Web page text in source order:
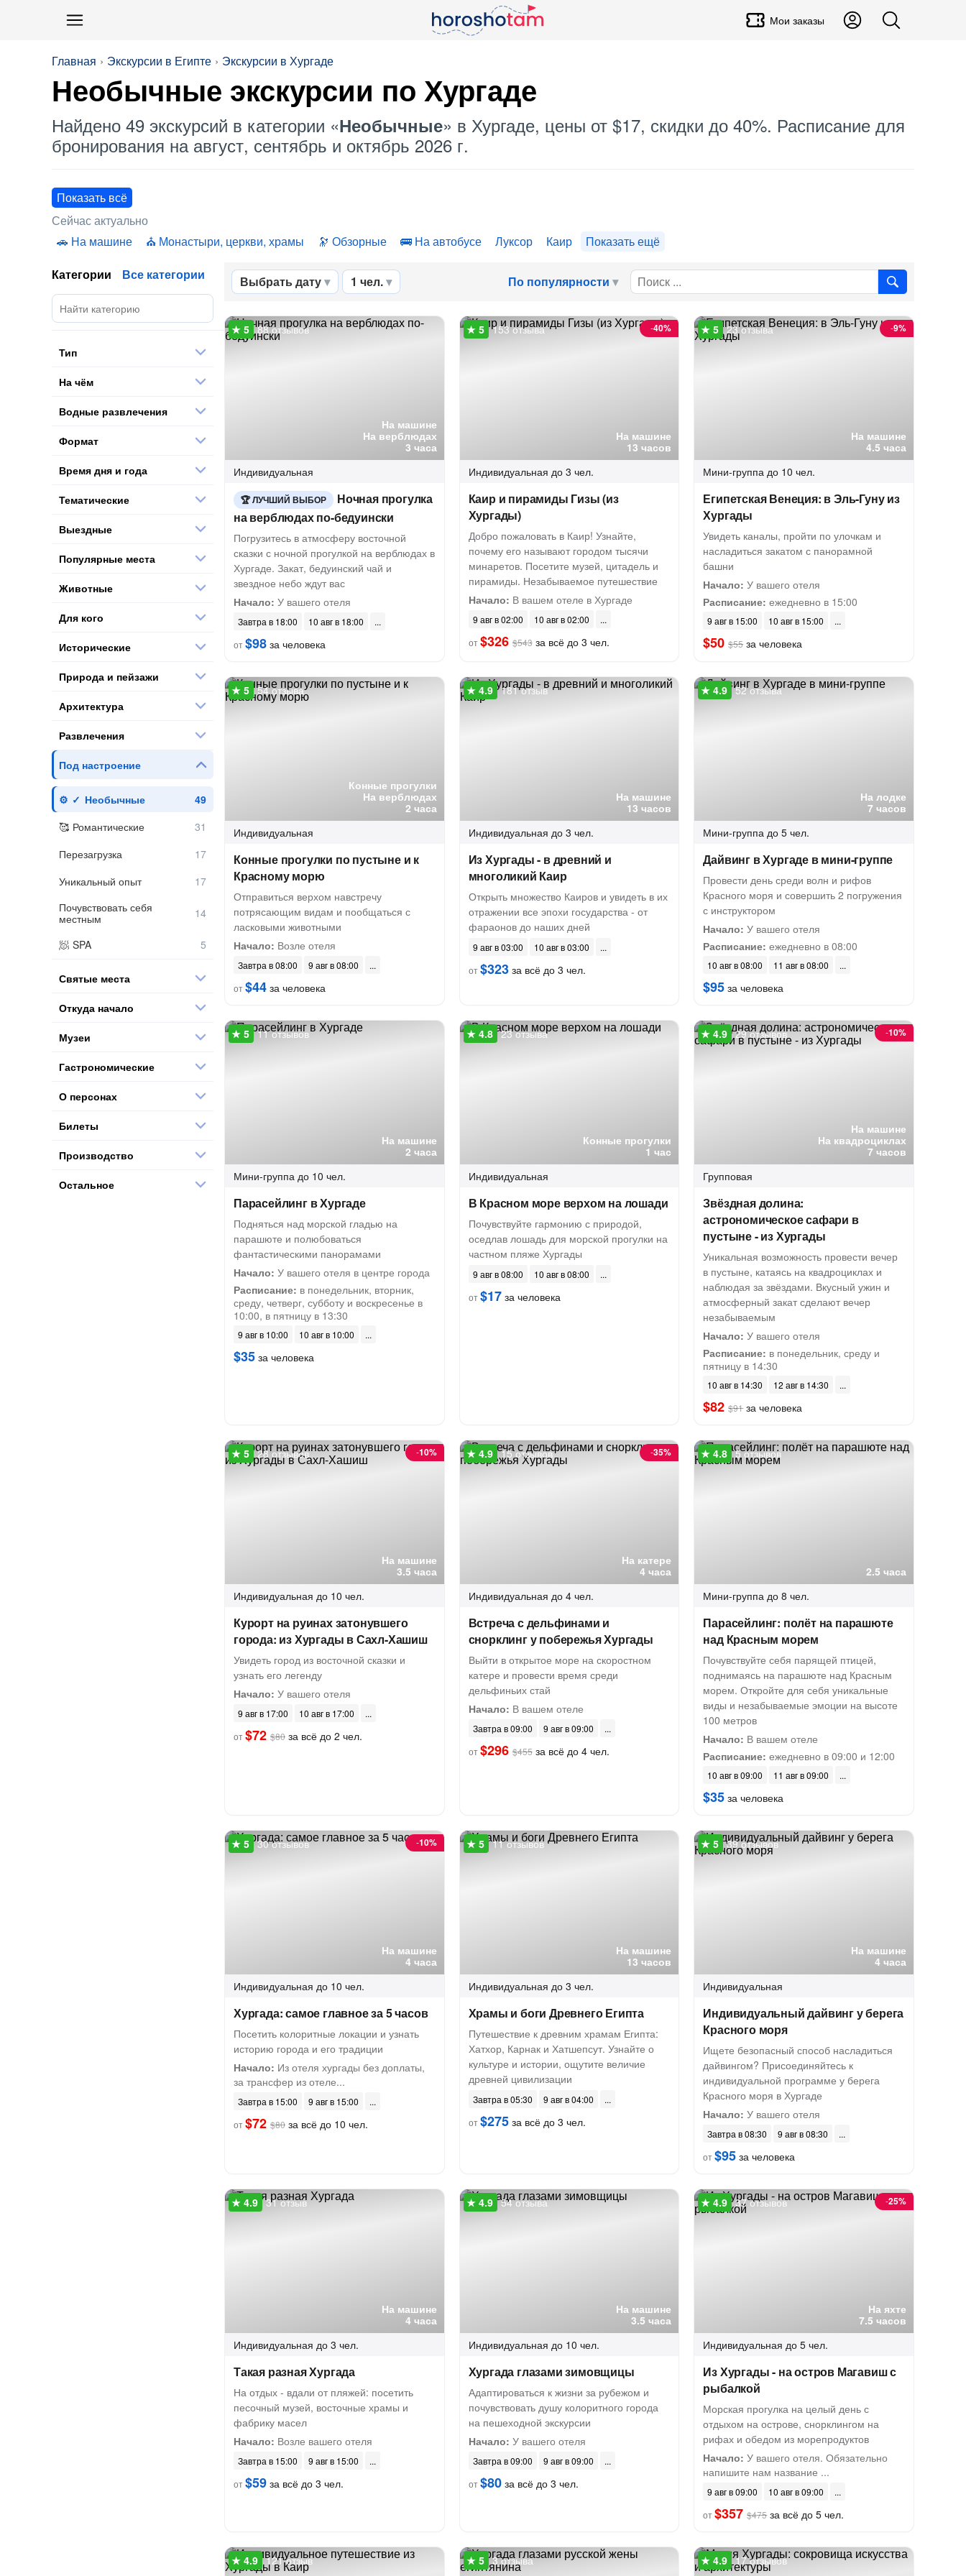
Мои заказы
Главная Экскурсии в Египте Экскурсии в Хургаде
Необычные экскурсии по Хургаде
Найдено 49 экскурсий в категории «Необычные» в Хургаде, цены от $17, скидки до 40%. Расписание для
бронирования на август, сентябрь и октябрь 2026 г.
Показать всё
Сейчас актуально
На машине
Монастыри, церкви, храмы Обзорные На автобусе Луксор Каир Показать ещё
Выбрать дату 1 чел. По популярности
На машине
На верблюдах
3 часа
88 отзывов
Индивидуальная
ЛУЧШИЙ ВЫБОР
Ночная прогулка
на верблюдах по-бедуински
Погрузитесь в атмосферу восточной
сказки с ночной прогулкой на верблюдах в
Хургаде. Закат, бедуинский чай и
звездное небо ждут вас
Начало: У вашего отеля
Завтра в 18:00
10 авг в 18:00
от$98 за человека
На машине
13 часов
-40%
153 отзыва
Индивидуальная до 3 чел.
Каир и пирамиды Гизы (из
Хургады)
Добро пожаловать в Каир! Узнайте,
почему его называют городом тысячи
минаретов. Посетите музей, цитадель и
пирамиды. Незабываемое путешествие
Начало: В вашем отеле в Хургаде
9 авг в 02:00
10 авг в 02:00
от$326 $543за всё до 3 чел.
На машине
4.5 часа
-9%
23 отзыва
Мини-группа до 10 чел.
Египетская Венеция: в Эль-Гуну из
Хургады
Увидеть каналы, пройти по улочкам и
насладиться закатом с панорамной
башни
Начало: У вашего отеля
Расписание: ежедневно в 15:00
9 авг в 15:00 10 авг в 15:00
$50 $55за человека
Конные прогулки
На верблюдах
2 часа
54 отзыва
Индивидуальная
Конные прогулки по пустыне и к
Красному морю
Отправиться верхом навстречу
потрясающим видам и пообщаться с
ласковыми животными
Начало: Возле отеля
Завтра в 08:00
9 авг в 08:00
от$44 за человека
На машине
13 часов
181 отзыв
Индивидуальная до 3 чел.
Из Хургады - в древний и
многоликий Каир
Открыть множество Каиров и увидеть в их
отражении все эпохи государства - от
фараонов до наших дней
9 авг в 03:00
10 авг в 03:00
от$323за всё до 3 чел.
На лодке
7 часов
52 отзыва
Мини-группа до 5 чел.
Дайвинг в Хургаде в мини-группе
Провести день среди волн и рифов
Красного моря и совершить 2 погружения
с инструктором
Начало: У вашего отеля
Расписание: ежедневно в 08:00
10 авг в 08:00 11 авг в 08:00
$95 за человека
На машине
2 часа
11 отзывов
Мини-группа до 10 чел.
Парасейлинг в Хургаде
Подняться над морской гладью на
парашюте и полюбоваться
фантастическими панорамами
Начало: У вашего отеля в центре города
Расписание: в понедельник, вторник,
среду, четверг, субботу и воскресенье в
10:00, в пятницу в 13:30
9 авг в 10:00 10 авг в 10:00
$35 за человека
Конные прогулки
1 час
23 отзыва
Индивидуальная
В Красном море верхом на лошади
Почувствуйте гармонию с природой,
оседлав лошадь для морской прогулки на
частном пляже Хургады
9 авг в 08:00
10 авг в 08:00
от$17за человека
На машине
На квадроциклах
7 часов
-10%
29 отзывов
Групповая
Звёздная долина:
астрономическое сафари в
пустыне - из Хургады
Уникальная возможность провести вечер
в пустыне, катаясь на квадроциклах и
наблюдая за звёздами. Вкусный ужин и
атмосферный закат сделают вечер
незабываемым
Начало: У вашего отеля
Расписание: в понедельник, среду и
пятницу в 14:30
10 авг в 14:30 12 авг в 14:30
$82 $91за человека
На машине
3.5 часа
-10%
28 отзывов
Индивидуальная до 10 чел.
Курорт на руинах затонувшего
города: из Хургады в Сахл-Хашиш
Увидеть город из восточной сказки и
узнать его легенду
Начало: У вашего отеля
9 авг в 17:00
10 авг в 17:00
от$72 $80 за всё до 2 чел.
На катере
4 часа
-35%
15 отзывов
Индивидуальная до 4 чел.
Встреча с дельфинами и
снорклинг у побережья Хургады
Выйти в открытое море на скоростном
катере и провести время среди
дельфиньих стай
Начало: В вашем отеле
Завтра в 09:00
9 авг в 09:00
от$296 $455за всё до 4 чел.
2.5 часа
5 отзывов
Мини-группа до 8 чел.
Парасейлинг: полёт на парашюте
над Красным морем
Почувствуйте себя парящей птицей,
поднимаясь на парашюте над Красным
морем. Откройте для себя уникальные
виды и незабываемые эмоции на высоте
100 метров
Начало: В вашем отеле
Расписание: ежедневно в 09:00 и 12:00
10 авг в 09:00 11 авг в 09:00
$35 за человека
На машине
4 часа
-10%
30 отзывов
Индивидуальная до 10 чел.
Хургада: самое главное за 5 часов
Посетить колоритные локации и узнать
историю города и его традиции
Начало: Из отеля хургады без доплаты,
за трансфер из отеле...
Завтра в 15:00
9 авг в 15:00
от$72 $80 за всё до 10 чел.
На машине
13 часов
11 отзывов
Индивидуальная до 3 чел.
Храмы и боги Древнего Египта
Путешествие к древним храмам Египта:
Хатхор, Карнак и Хатшепсут. Узнайте о
культуре и истории, ощутите величие
древней цивилизации
Завтра в 05:30
9 авг в 04:00
от$275за всё до 3 чел.
На машине
4 часа
39 отзывов
Индивидуальная
Индивидуальный дайвинг у берега
Красного моря
Ищете безопасный способ насладиться
дайвингом? Присоединяйтесь к
индивидуальной программе у берега
Красного моря в Хургаде
Начало: У вашего отеля
Завтра в 08:30
9 авг в 08:30
от$95 за человека
На машине
4 часа
31 отзыв
Индивидуальная до 3 чел.
Такая разная Хургада
На отдых - вдали от пляжей: посетить
песочный музей, восточные храмы и
фабрику масел
Начало: Возле вашего отеля
Завтра в 15:00
9 авг в 15:00
от$59 за всё до 3 чел.
На машине
3.5 часа
54 отзыва
Индивидуальная до 10 чел.
Хургада глазами зимовщицы
Адаптироваться к жизни за рубежом и
почувствовать душу колоритного города
на пешеходной экскурсии
Начало: У вашего отеля
Завтра в 09:00
9 авг в 09:00
от$80за всё до 3 чел.
На яхте
7.5 часов
-25%
37 отзывов
Индивидуальная до 5 чел.
Из Хургады - на остров Магавиш с
рыбалкой
Морская прогулка на целый день с
отдыхом на острове, снорклингом на
рифах и обедом из морепродуктов
Начало: У вашего отеля. Обязательно
напишите нам название ...
9 авг в 09:00
10 авг в 09:00
от$357 $475за всё до 5 чел.
121 отзыв 3 отзыва 17 отзывов
Категории Все категории
Тип
На чём
Водные развлечения
Формат
Время дня и года
Тематические
Выездные
Популярные места
Животные
Для кого
Исторические
Природа и пейзажи
Архитектура
Развлечения
Под настроение
Необычные
Романтические
Перезагрузка
Уникальный опыт
Почувствовать себя
местным
SPA
Святые места
Откуда начало
Музеи
Гастрономические
О персонах
Билеты
Производство
Остальное